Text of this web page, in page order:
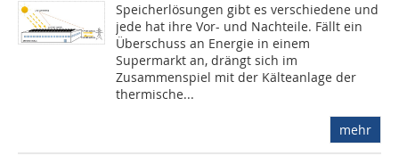
Speicherlösungen gibt es verschiedene und
jede hat ihre Vor- und Nachteile. Fällt ein
Überschuss an Energie in einem
Supermarkt an, drängt sich im
Zusammenspiel mit der Kälteanlage der
thermische...
mehr